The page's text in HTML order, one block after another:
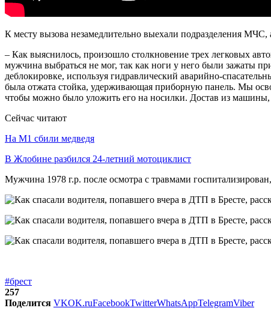
К месту вызова незамедлительно выехали подразделения МЧС,
– Как выяснилось, произошло столкновение трех легковых
мужчина выбраться не мог, так как ноги у него были зажаты
деблокировке, используя гидравлический аварийно-
была отжата стойка, удерживающая приборную панель. Мы
чтобы можно было уложить его на носилки. Достав из
Сейчас читают
На М1 сбили медведя
В Жлобине разбился 24-летний мотоциклист
Мужчина 1978 г.р. после осмотра с травмами
#брест
257
Поделится VKOK.ruFacebookTwitterWhatsAppTelegramViber